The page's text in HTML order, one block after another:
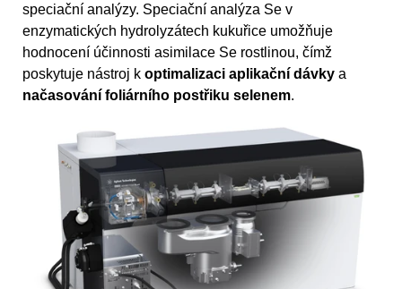
speciační analýzy. Speciační analýza Se v
enzymatických hydrolyzátech kukuřice umožňuje
hodnocení účinnosti asimilace Se rostlinou, čímž
poskytuje nástroj k optimalizaci aplikační dávky a
načasování foliárního postřiku selenem.